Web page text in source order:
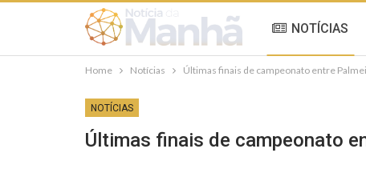
NOTÍCIAS
Home Notícias Últimas finais de campeonato entre
NOTÍCIAS
Últimas finais de campeonato